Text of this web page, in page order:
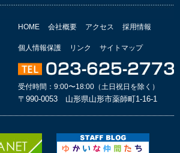
HOME 会社概要 アクセス 採用情報
個人情報保護 リンク サイトマップ
受付時間：9:00〜18:00（土日祝日を除く）
〒990-0053 山形県山形市薬師町1-16-1